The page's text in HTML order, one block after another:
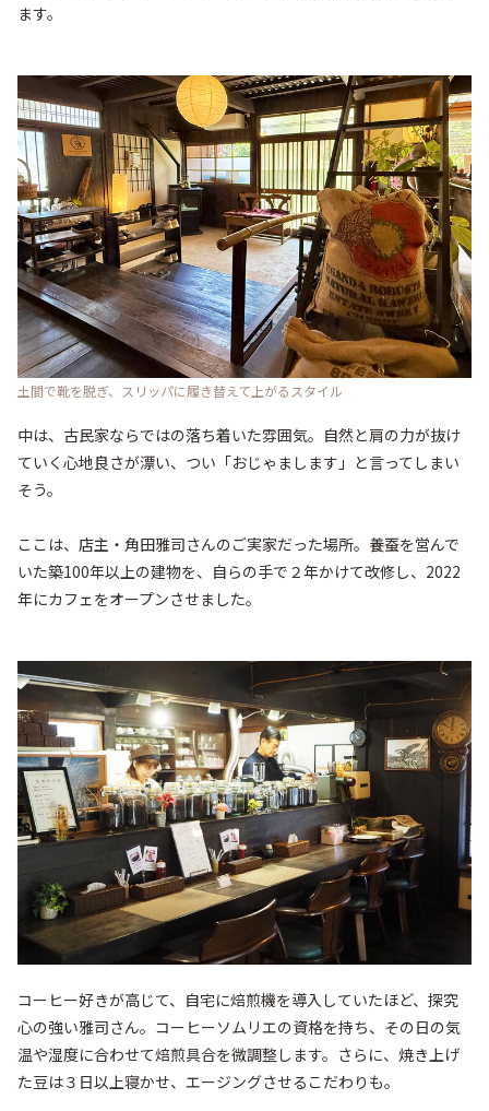
ます。
土間で靴を脱ぎ、スリッパに履き替えて上がるスタイル
中は、古民家ならではの落ち着いた雰囲気。自然と肩の力が抜け
ていく心地良さが漂い、つい「おじゃまします」と言ってしまい
そう。
ここは、店主・角田雅司さんのご実家だった場所。養蚕を営んで
いた築100年以上の建物を、自らの手で２年かけて改修し、2022
年にカフェをオープンさせました。
コーヒー好きが高じて、自宅に焙煎機を導入していたほど、探究
心の強い雅司さん。コーヒーソムリエの資格を持ち、その日の気
温や湿度に合わせて焙煎具合を微調整します。さらに、焼き上げ
た豆は３日以上寝かせ、エージングさせるこだわりも。